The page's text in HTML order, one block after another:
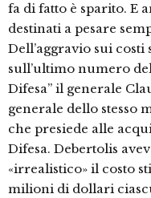
fa di fatto è sparito. E
destinati a pesare
Dell’aggravio sui
sull’ultimo numero
Difesa” il generale
generale dello stesso
che presiede alle
Difesa. Debertolis
«irrealistico» il costo
milioni di dollari